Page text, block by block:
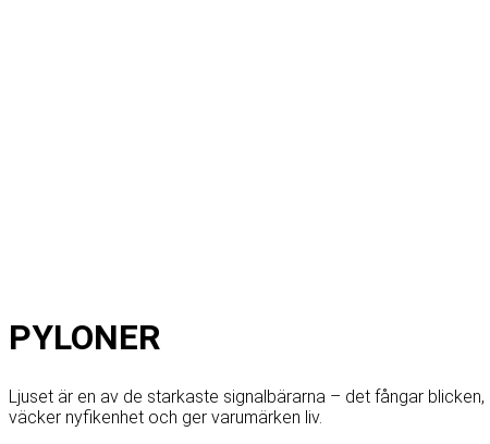
PYLONER
Ljuset är en av de starkaste signalbärarna – det fångar blicken,
väcker nyfikenhet och ger varumärken liv.